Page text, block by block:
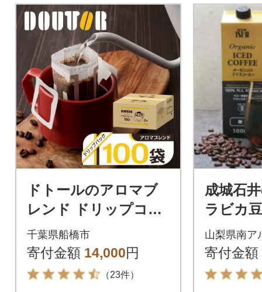
ドトールのアロマブ
レンド ドリップコー
ヒー 100袋 ドリップ
バックコーヒー
千葉県船橋市
寄付金額 14,000円
（23件）
成城石
ラビカ
クアイ
糖
山梨県南ア
寄付金額